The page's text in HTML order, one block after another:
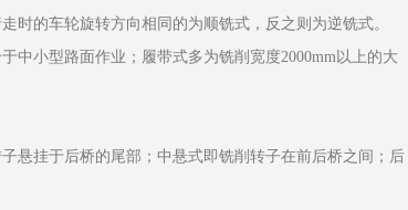
时的车轮旋转方向相同的为顺铣式，反之则为逆铣式。
小型路面作业；履带式多为铣削宽度2000mm以上的大
挂于后桥的尾部；中悬式即铣削转子在前后桥之间；后